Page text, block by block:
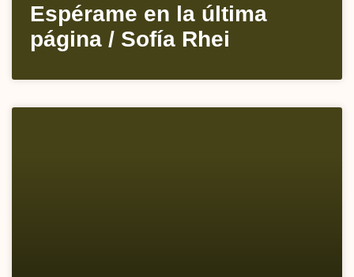
Espérame en la última
página / Sofía Rhei